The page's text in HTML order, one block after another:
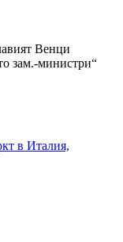
Венци
зам.-министри“
в Италия,